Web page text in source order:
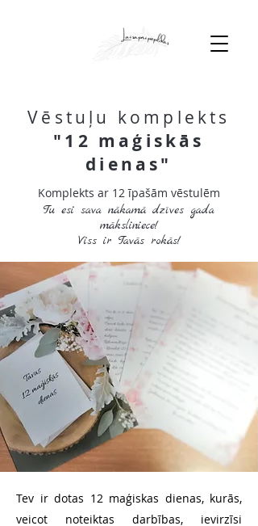
Vēstuļu komplekts
"12 maģiskās
dienas"
Komplekts ar 12 īpašām vēstulēm
Tu esi sava nākamā dzīves gada
māksliniece!
Viss ir Tavās rokās!
Tev ir dotas 12 maģiskas dienas, kurās,
veicot noteiktas darbības, ievirzīsi